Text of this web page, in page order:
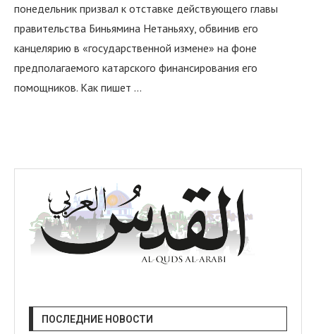
понедельник призвал к отставке действующего главы
правительства Биньямина Нетаньяху, обвинив его
канцелярию в «государственной измене» на фоне
предполагаемого катарского финансирования его
помощников. Как пишет …
ПОСЛЕДНИЕ НОВОСТИ